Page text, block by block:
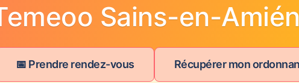
Sains-en-
📅 Prendre rendez-vous Récupérer mon